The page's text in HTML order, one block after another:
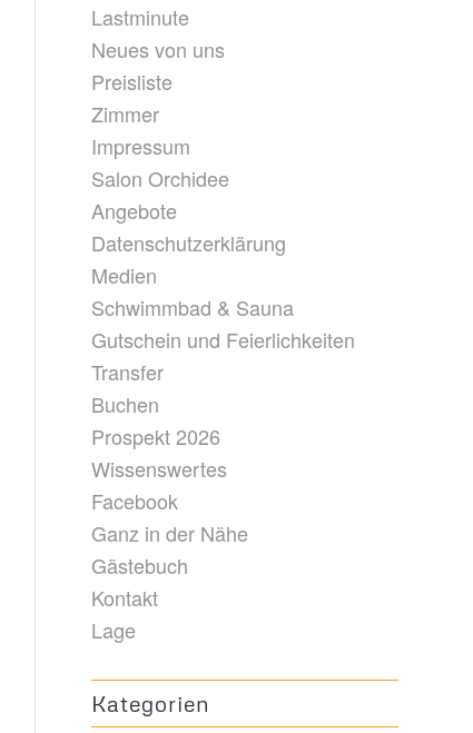
Lastminute
Neues von uns
Preisliste
Zimmer
Impressum
Salon Orchidee
Angebote
Datenschutzerklärung
Medien
Schwimmbad & Sauna
Gutschein und Feierlichkeiten
Transfer
Buchen
Prospekt 2026
Wissenswertes
Facebook
Ganz in der Nähe
Gästebuch
Kontakt
Lage
Kategorien